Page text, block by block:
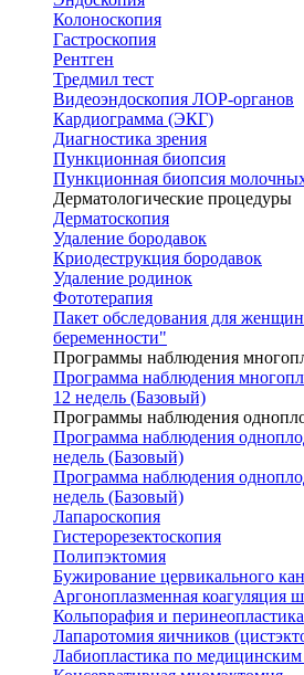
Колоноскопия
Гастроскопия
Рентген
Тредмил тест
Видеоэндоскопия ЛОР-органов
Кардиограмма (ЭКГ)
Диагностика зрения
Пункционная биопсия
Пункционная биопсия
Дерматологические процедуры
Дерматоскопия
Удаление бородавок
Криодеструкция бородавок
Удаление родинок
Фототерапия
Пакет обследования для
беременности"
Программы наблюдения
Программа наблюдения
12 недель (Базовый)
Программы наблюдения
Программа наблюдения
недель (Базовый)
Программа наблюдения
недель (Базовый)
Лапароскопия
Гистерорезектоскопия
Полипэктомия
Бужирование цервикального
Аргоноплазменная коагуляция
Кольпорафия и перинеопластика
Лапаротомия яичников
Лабиопластика по